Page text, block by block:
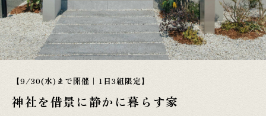
【9/30(水)まで開催｜1日3組限定】
神社を借景に静かに暮らす家